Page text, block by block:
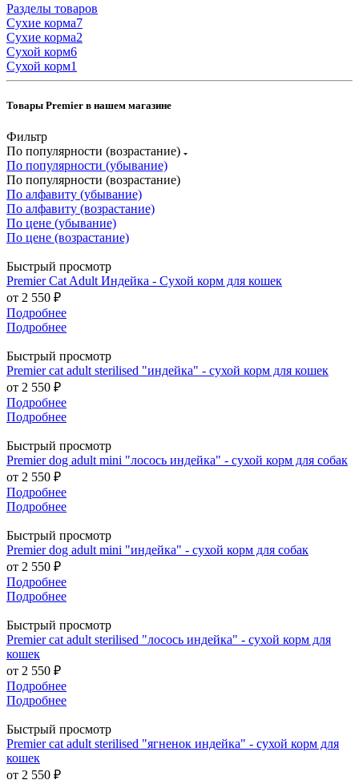
Разделы товаров
Сухие корма7
Сухие корма2
Сухой корм6
Сухой корм1
Товары Premier в нашем магазине
Фильтр
По популярности (возрастание)
По популярности (убывание)
По популярности (возрастание)
По алфавиту (убывание)
По алфавиту (возрастание)
По цене (убывание)
По цене (возрастание)
Быстрый просмотр
Premier Cat Adult Индейка - Сухой корм для кошек
от 2 550 ₽
Подробнее
Подробнее
Быстрый просмотр
Premier cat adult sterilised "индейка" - сухой корм для кошек
от 2 550 ₽
Подробнее
Подробнее
Быстрый просмотр
Premier dog adult mini "лосось индейка" - сухой корм для собак
от 2 550 ₽
Подробнее
Подробнее
Быстрый просмотр
Premier dog adult mini "индейка" - сухой корм для собак
от 2 550 ₽
Подробнее
Подробнее
Быстрый просмотр
Premier cat adult sterilised "лосось индейка" - сухой корм для
кошек
от 2 550 ₽
Подробнее
Подробнее
Быстрый просмотр
Premier cat adult sterilised "ягненок индейка" - сухой корм для
кошек
от 2 550 ₽